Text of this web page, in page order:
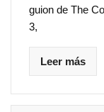
guion de The
3,
Leer más